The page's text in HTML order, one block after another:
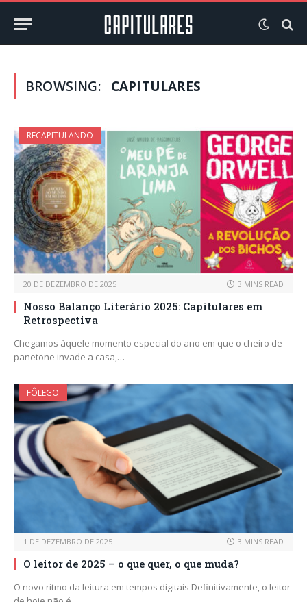
BROWSING: CAPITULARES
RECAPITULANDO
20 DE DEZEMBRO DE 2025 3 MINS READ
Nosso Balanço Literário 2025: Capitulares em
Retrospectiva
Chegamos àquele momento especial do ano em que o cheiro de
panetone invade a casa,…
FÔLEGO
1 DE DEZEMBRO DE 2025 3 MINS READ
O leitor de 2025 – o que quer, o que muda?
O novo ritmo da leitura em tempos digitais Definitivamente, o leitor